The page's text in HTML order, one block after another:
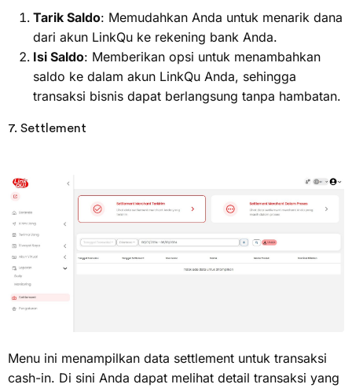
Tarik Saldo: Memudahkan Anda untuk menarik dana
dari akun LinkQu ke rekening bank Anda.
Isi Saldo: Memberikan opsi untuk menambahkan
saldo ke dalam akun LinkQu Anda, sehingga
transaksi bisnis dapat berlangsung tanpa hambatan.
7. Settlement
Menu ini menampilkan data settlement untuk transaksi
cash-in. Di sini Anda dapat melihat detail transaksi yang